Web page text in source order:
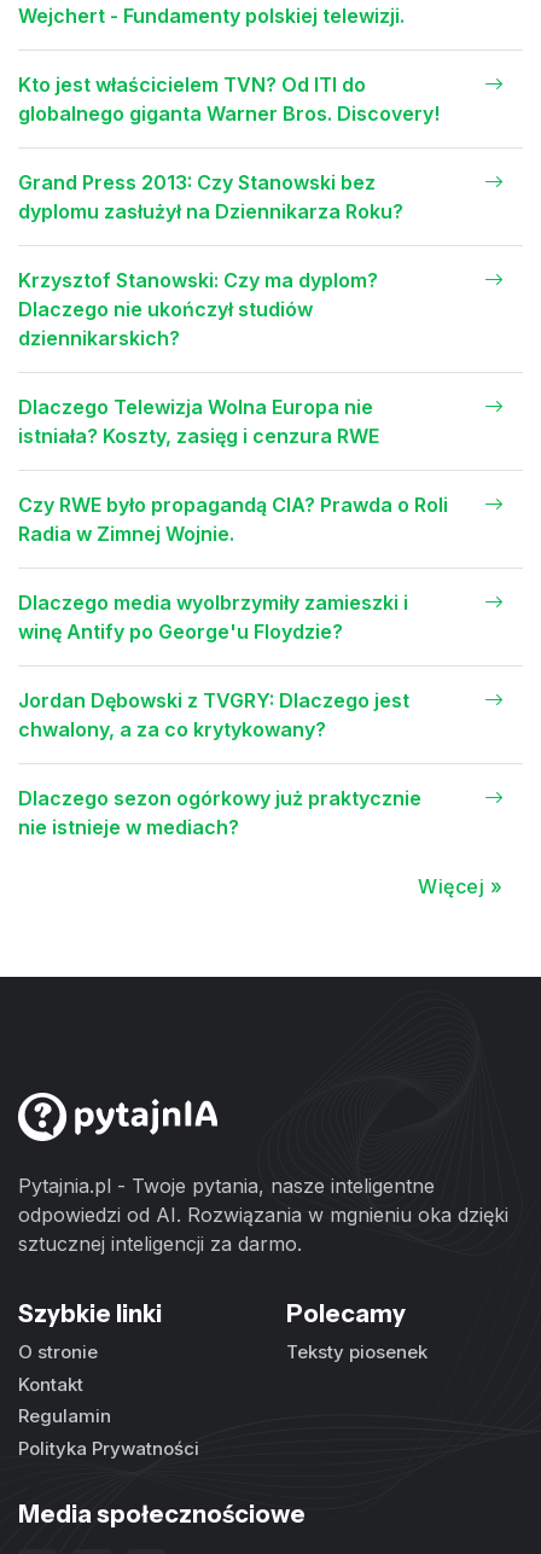
Wejchert - Fundamenty polskiej telewizji.
Kto jest właścicielem TVN? Od ITI do
globalnego giganta Warner Bros. Discovery!
Grand Press 2013: Czy Stanowski bez
dyplomu zasłużył na Dziennikarza Roku?
Krzysztof Stanowski: Czy ma dyplom?
Dlaczego nie ukończył studiów
dziennikarskich?
Dlaczego Telewizja Wolna Europa nie
istniała? Koszty, zasięg i cenzura RWE
Czy RWE było propagandą CIA? Prawda o Roli
Radia w Zimnej Wojnie.
Dlaczego media wyolbrzymiły zamieszki i
winę Antify po George'u Floydzie?
Jordan Dębowski z TVGRY: Dlaczego jest
chwalony, a za co krytykowany?
Dlaczego sezon ogórkowy już praktycznie
nie istnieje w mediach?
Więcej »
Pytajnia.pl - Twoje pytania, nasze inteligentne
odpowiedzi od AI. Rozwiązania w mgnieniu oka dzięki
sztucznej inteligencji za darmo.
Szybkie linki
O stronie
Kontakt
Regulamin
Polityka Prywatności
Polecamy
Teksty piosenek
Media społecznościowe